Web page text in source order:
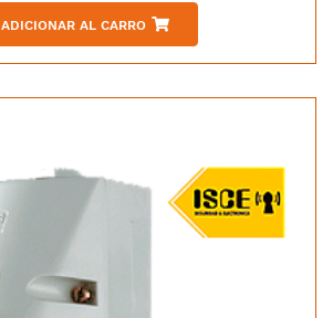
ADICIONAR AL CARRO